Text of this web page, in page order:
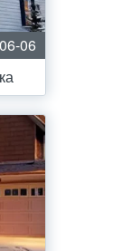
06